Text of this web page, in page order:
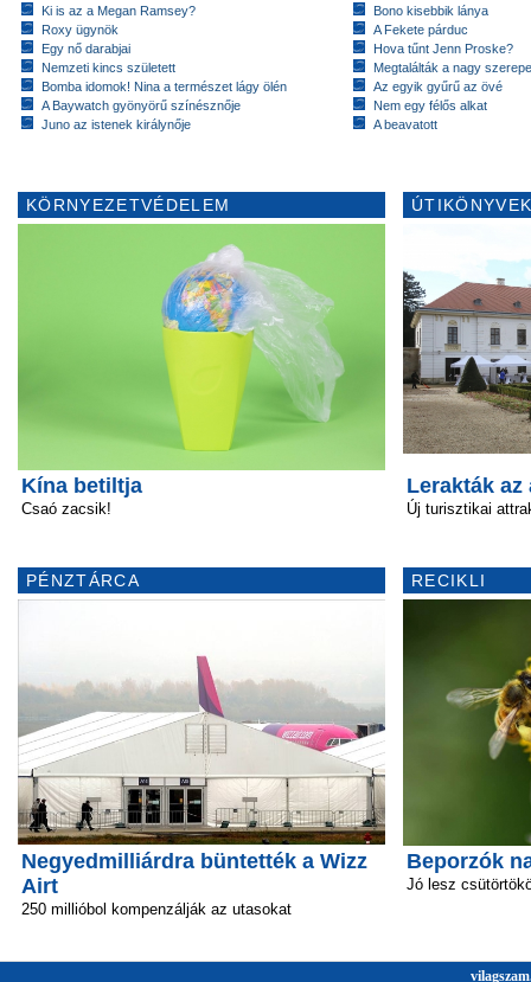
Ki is az a Megan Ramsey?
Roxy ügynök
Egy nő darabjai
Nemzeti kincs született
Bomba idomok! Nina a természet lágy ölén
A Baywatch gyönyörű színésznője
Juno az istenek királynője
Bono kisebbik lánya
A Fekete párduc
Hova tűnt Jenn Proske?
Megtalálták a nagy
Az egyik gyűrű az övé
Nem egy félős alkat
A beavatott
KÖRNYEZETVÉDELEM
Kína betiltja
Csaó zacsik!
PÉNZTÁRCA
Negyedmilliárdra büntették a Wizz
Airt
250 millióbol kompenzálják az utasokat
Lerakták az
Új turisztikai
RECIKLI
Beporzók
Jó lesz